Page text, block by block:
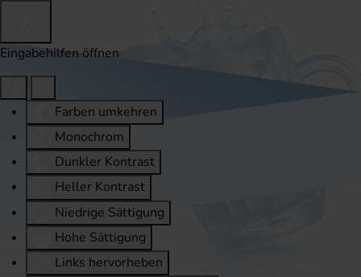
Eingabehilfen öffnen
Farben umkehren
Monochrom
Dunkler Kontrast
Heller Kontrast
Niedrige Sättigung
Hohe Sättigung
Links hervorheben